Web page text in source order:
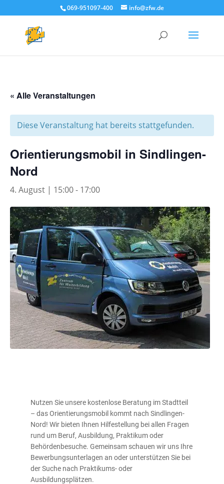
069-951097-400 info@zfw.de
« Alle Veranstaltungen
Diese Veranstaltung hat bereits stattgefunden.
Orientierungsmobil in Sindlingen-
Nord
4. August | 15:00- 17:00
Nutzen Sie unsere kostenlose Beratung im Stadtteil
– das Orientierungsmobil kommt nach Sindlingen-
Nord! Wir bieten Ihnen Hilfestellung bei allen Fragen
rund um Beruf, Ausbildung, Praktikum oder
Behördenbesuche. Gemeinsam schauen wir uns Ihre
Bewerbungsunterlagen an oder unterstützen Sie bei
der Suche nach Praktikums- oder
Ausbildungsplätzen.